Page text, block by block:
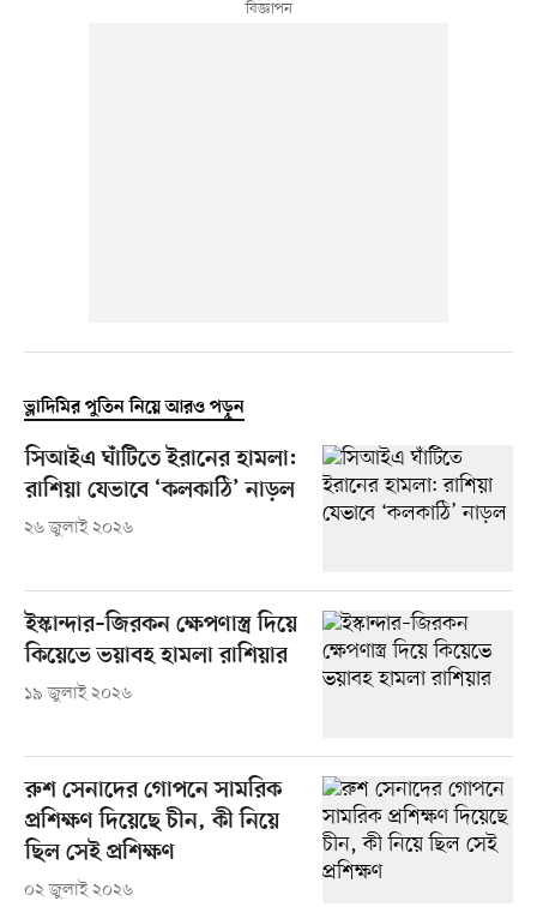
ভ্লাদিমির পুতিন নিয়ে আরও পড়ুন
সিআইএ ঘাঁটিতে ইরানের হামলা:
রাশিয়া যেভাবে ‘কলকাঠি’ নাড়ল
২৬ জুলাই ২০২৬
ইস্কান্দার–জিরকন ক্ষেপণাস্ত্র দিয়ে
কিয়েভে ভয়াবহ হামলা রাশিয়ার
১৯ জুলাই ২০২৬
রুশ সেনাদের গোপনে সামরিক
প্রশিক্ষণ দিয়েছে চীন, কী নিয়ে
ছিল সেই প্রশিক্ষণ
০২ জুলাই ২০২৬